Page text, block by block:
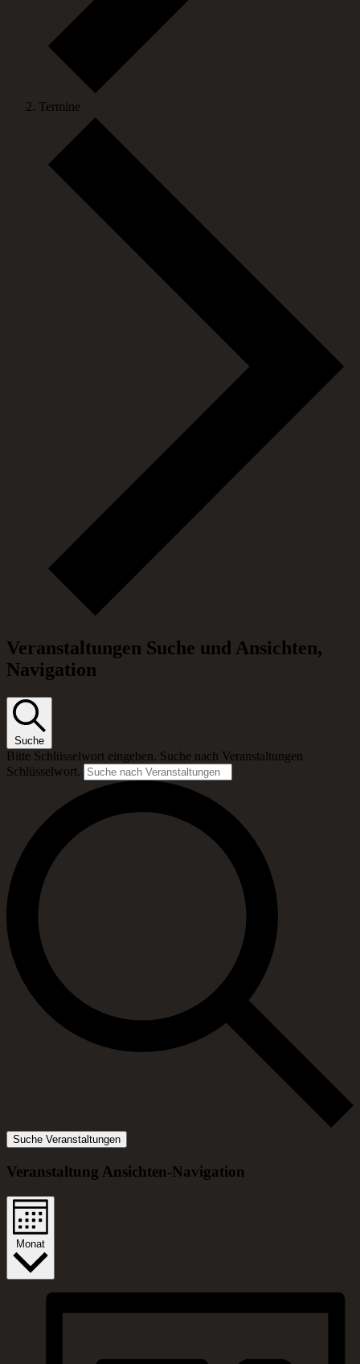
Termine
Veranstaltungen Suche und Ansichten,
Navigation
Suche
Bitte Schlüsselwort eingeben. Suche nach Veranstaltungen
Schlüsselwort.
Suche Veranstaltungen
Veranstaltung Ansichten-Navigation
Monat